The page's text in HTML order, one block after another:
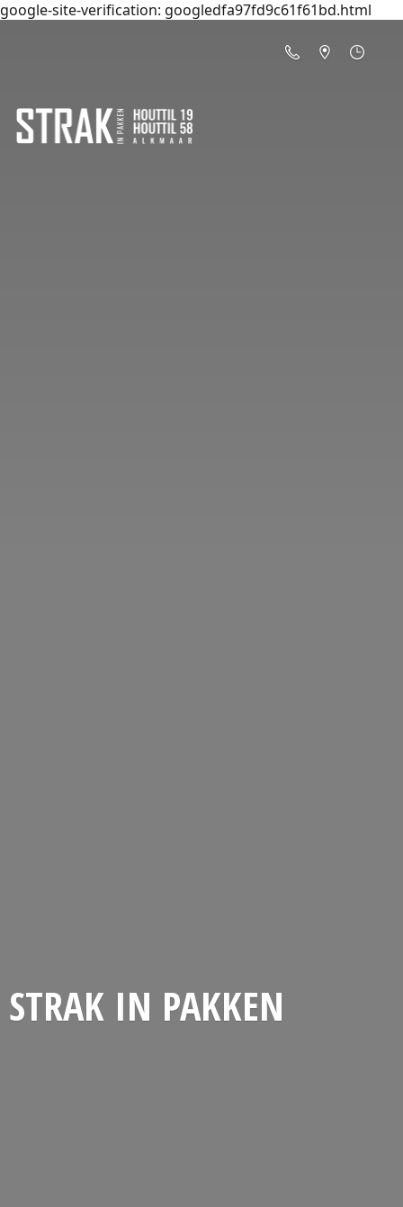
google-site-verification: googledfa97fd9c61f61bd.html
STRAK IN PAKKEN